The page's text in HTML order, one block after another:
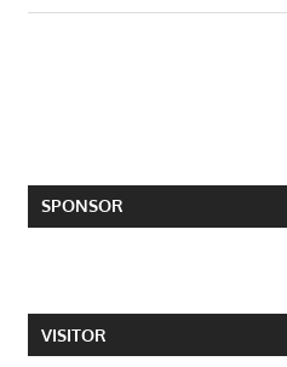
SPONSOR
VISITOR